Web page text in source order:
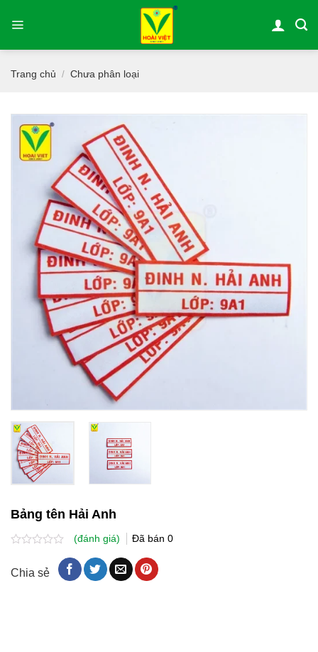
qua
Trang chủ / Chưa phân loại
Bảng tên Hải Anh
xếp
hạng
(đánh giá) Đã bán 0
Chia sẻ